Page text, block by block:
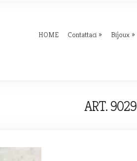
HOME Contattaci Bijoux
ART. 9029